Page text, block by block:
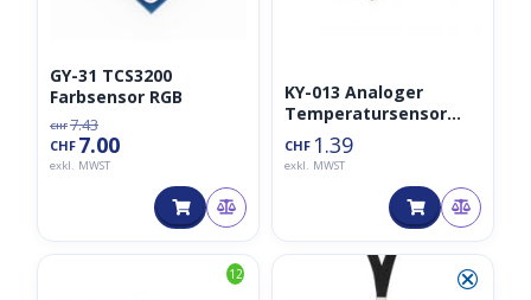
GY-31 TCS3200
Farbsensor RGB
CHF 7.43
CHF 7.00
exkl. MWST
KY-013 Analoger
Temperatursensor
NTC-Thermistor
CHF 1.39
exkl. MWST
12 ⮿